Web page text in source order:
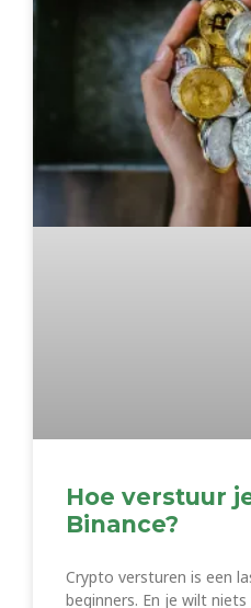
Hoe verstuur
Binance?
Crypto versturen is een
beginners. En je wilt